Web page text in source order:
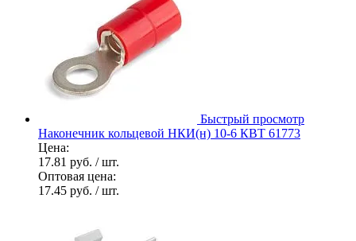
Быстрый просмотр
Наконечник кольцевой НКИ(н) 10-6 КВТ 61773
Цена:
17.81 руб. / шт.
Оптовая цена:
17.45 руб. / шт.